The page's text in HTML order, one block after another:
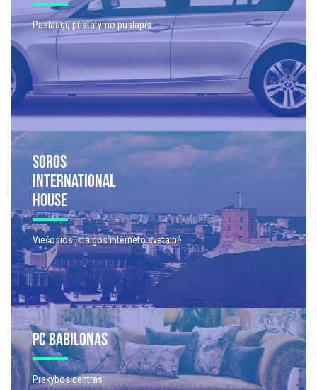
Paslaugų pristatymo puslapis
SOROS
INTERNATIONAL
HOUSE
Viešosios įstaigos interneto svetainė
PC BABILONAS
Prekybos centras